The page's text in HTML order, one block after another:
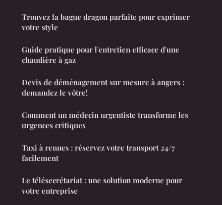
Trouvez la bague dragon parfaite pour exprimer
votre style
Guide pratique pour l'entretien efficace d'une
chaudière à gaz
Devis de déménagement sur mesure à angers :
demandez le vôtre!
Comment un médecin urgentiste transforme les
urgences critiques
Taxi à rennes : réservez votre transport 24/7
facilement
Le télésecrétariat : une solution moderne pour
votre entreprise